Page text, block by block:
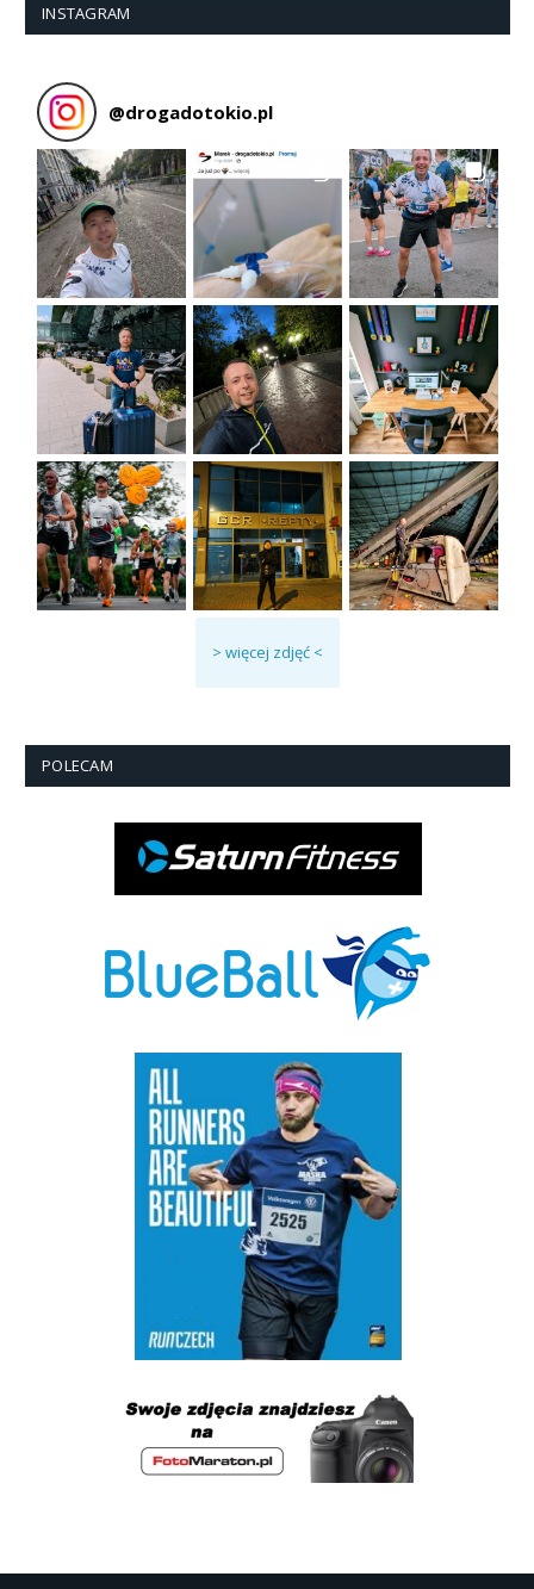
INSTAGRAM
@drogadotokio.pl
> więcej zdjęć <
POLECAM